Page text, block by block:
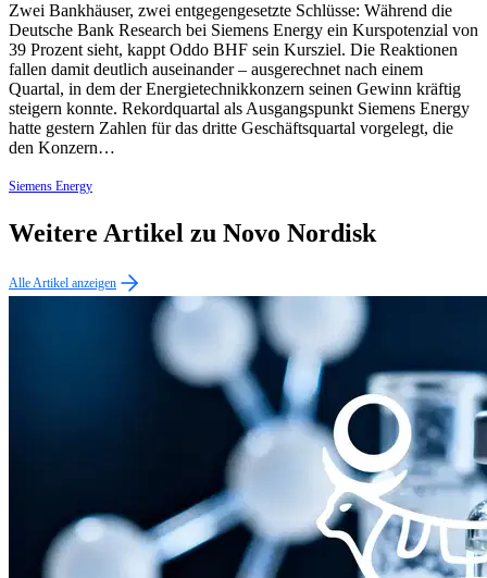
Zwei Bankhäuser, zwei entgegengesetzte Schlüsse: Während die
Deutsche Bank Research bei Siemens Energy ein Kurspotenzial von
39 Prozent sieht, kappt Oddo BHF sein Kursziel. Die Reaktionen
fallen damit deutlich auseinander – ausgerechnet nach einem
Quartal, in dem der Energietechnikkonzern seinen Gewinn kräftig
steigern konnte. Rekordquartal als Ausgangspunkt Siemens Energy
hatte gestern Zahlen für das dritte Geschäftsquartal vorgelegt, die
den Konzern…
Siemens Energy
Weitere Artikel zu Novo Nordisk
Alle Artikel anzeigen